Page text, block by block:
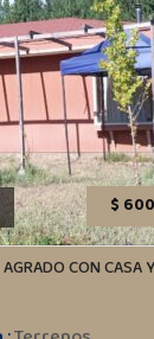
$
CON CASA